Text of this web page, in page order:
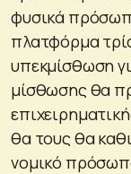
φυσικά
πλατφόρμα
υπεκμίσθωση
μίσθωσης θα
θα τους θα
νομικό